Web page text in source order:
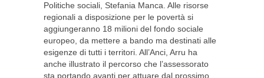
Politiche sociali, Stefania Manca. Alle risorse
regionali a disposizione per le povertà si
aggiungeranno 18 milioni del fondo sociale
europeo, da mettere a bando ma destinati alle
esigenze di tutti i territori. All’Anci, Arru ha
anche illustrato il percorso che l’assessorato
sta portando avanti per attuare dal prossimo